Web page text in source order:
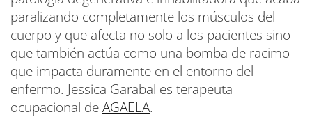
paralizando completamente los músculos del
cuerpo y que afecta no solo a los pacientes sino
que también actúa como una bomba de racimo
que impacta duramente en el entorno del
enfermo. Jessica Garabal es terapeuta
ocupacional deAGAELA.